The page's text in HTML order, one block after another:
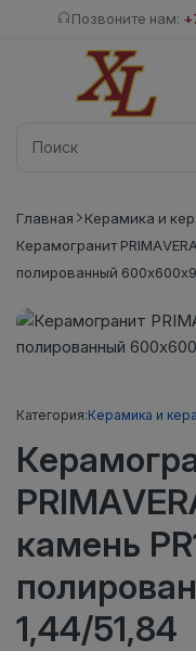
Позвоните нам:
Главная
Керамика и
Керамогранит
полированный
Категория:Керамика и
камень
1,44/51,84